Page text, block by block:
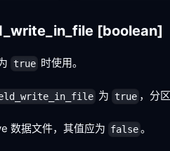
[boolean]
true 时使用。
为 true ，分
数据文件，其值应为 false 。